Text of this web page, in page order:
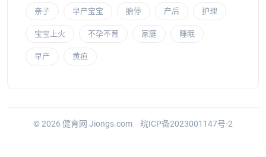
亲子 早产宝宝 胎停 产后 护理
宝宝上火 不孕不育 家庭 睡眠
早产 黄疸
© 2026 健育网 Jiongs.com 皖ICP备2023001147号-2